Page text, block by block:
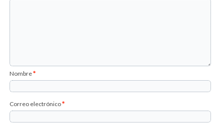
Nombre*
Correo electrónico*